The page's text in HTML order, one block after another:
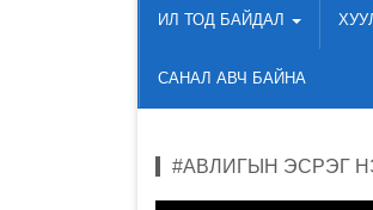
ИЛ ТОД БАЙДАЛ
САНАЛ АВЧ БАЙНА
#АВЛИГЫН ЭСРЭГ